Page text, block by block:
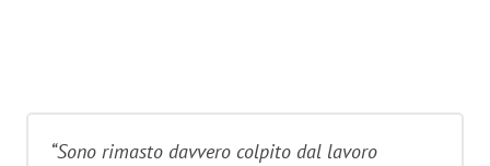
“Sono rimasto davvero colpito dal lavoro